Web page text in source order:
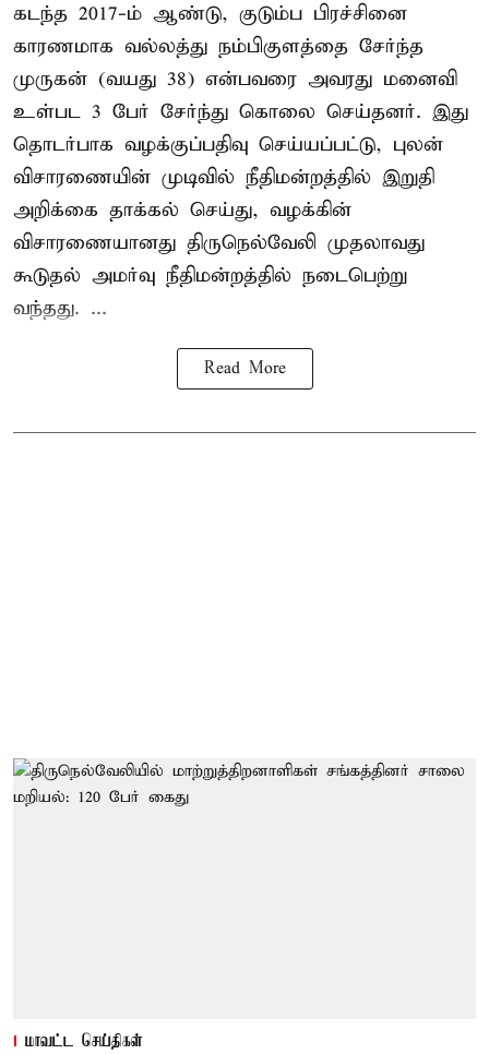
கடந்த 2017-ம் ஆண்டு, குடும்ப பிரச்சினை
காரணமாக வல்லத்து நம்பிகுளத்தை சேர்ந்த
முருகன் (வயது 38) என்பவரை அவரது மனைவி
உள்பட 3 பேர் சேர்ந்து கொலை செய்தனர். இது
தொடர்பாக வழக்குப்பதிவு செய்யப்பட்டு, புலன்
விசாரணையின் முடிவில் நீதிமன்றத்தில் இறுதி
அறிக்கை தாக்கல் செய்து, வழக்கின்
விசாரணையானது திருநெல்வேலி முதலாவது
கூடுதல் அமர்வு நீதிமன்றத்தில் நடைபெற்று
வந்தது. ...
Read More
மாவட்ட செய்திகள்